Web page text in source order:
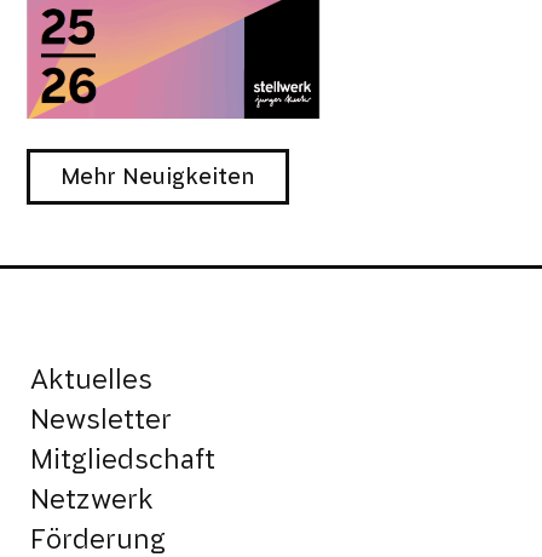
Mehr Neuigkeiten
Aktuelles
Newsletter
Mitgliedschaft
Netzwerk
Förderung